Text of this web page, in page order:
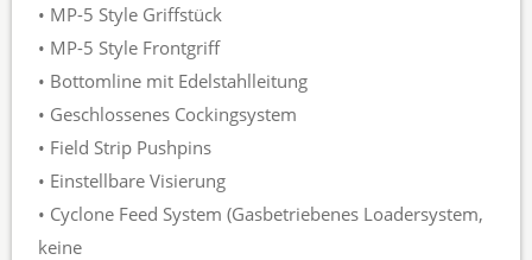
• MP-5 Style Griffstück
• MP-5 Style Frontgriff
• Bottomline mit Edelstahlleitung
• Geschlossenes Cockingsystem
• Field Strip Pushpins
• Einstellbare Visierung
• Cyclone Feed System (Gasbetriebenes Loadersystem,
keine